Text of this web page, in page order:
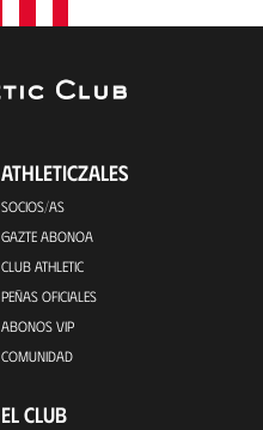
ATHLETICZALES
SOCIOS/AS
GAZTE ABONOA
CLUB ATHLETIC
PEÑAS OFICIALES
ABONOS VIP
COMUNIDAD
EL CLUB